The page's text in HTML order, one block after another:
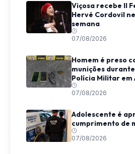
Viçosa recebe II
Hervé Cordovil
semana
07/08/2026
Homem é preso
munições
Polícia Militar em
07/08/2026
Adolescente é
cumprimento de
07/08/2026